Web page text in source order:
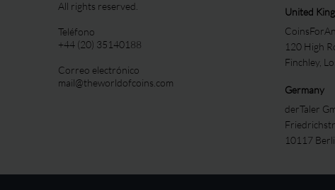
All rights reserved.
Teléfono
+44 (20) 35140188
Correo electrónico
mail@theworldofcoins.com
United
120 High
Finchley,
Germany
derTaler
10117